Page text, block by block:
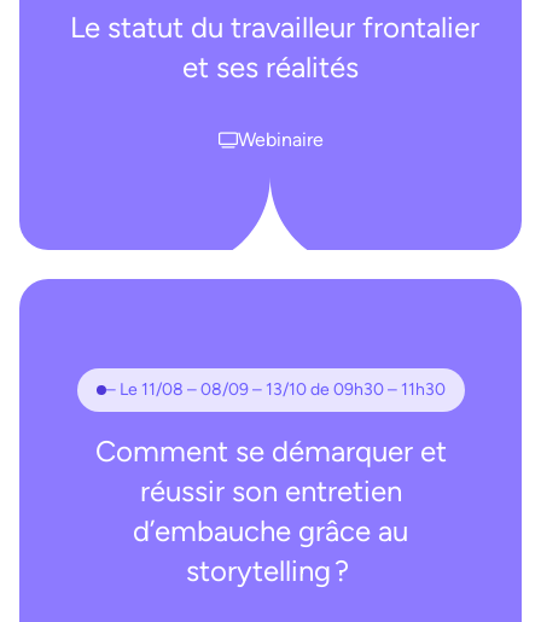
Le statut du travailleur frontalier
et ses réalités
Webinaire
– Le 11/08 – 08/09 – 13/10 de 09h30 – 11h30
Comment se démarquer et
réussir son entretien
d’embauche grâce au
storytelling ?